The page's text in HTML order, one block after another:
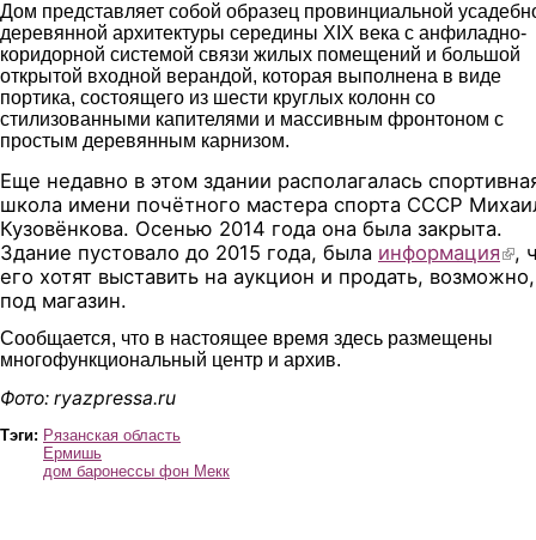
Дом представляет собой образец провинциальной
деревянной архитектуры середины XIX века с анфиладно-
коридорной системой связи жилых помещений и большой
открытой входной верандой, которая выполнена в виде
портика, состоящего из шести круглых колонн со
стилизованными капителями и массивным фронтоном с
простым деревянным карнизом.
Еще недавно в этом здании располагалась
школа имени почётного мастера спорта СССР
Кузовёнкова. Осенью 2014 года она была закрыта.
Здание пустовало до 2015 года, была информация
,
его хотят выставить на аукцион и продать, возможно,
под магазин.
Сообщается, что в настоящее время здесь размещены
многофункциональный центр и архив.
Фото: ryazpressa.ru
Тэги: Рязанская область
Ермишь
дом баронессы фон Мекк